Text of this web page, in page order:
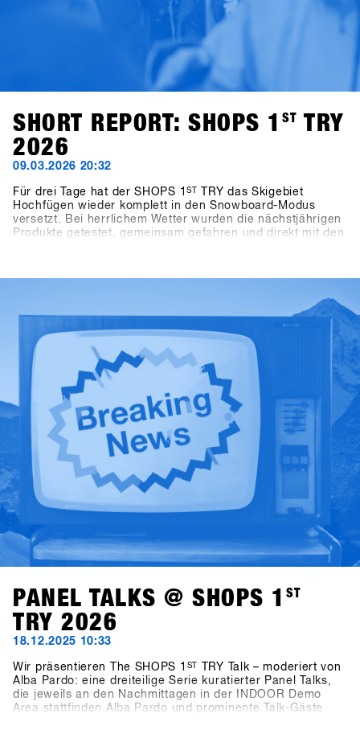
SHORT REPORT: SHOPS 1 ST TRY
2026
09.03.2026 20:32
Für drei Tage hat der SHOPS 1ST
TRY das Skigebiet
Hochfügen wieder komplett in den Snowboard-Modus
versetzt. Bei herrlichem Wetter wurden die nächstjährigen
Produkte getestet, gemeinsam gefahren und direkt mit den
ging es weiter: Bei Pub Games im BAWA, DJ-Sets im Kosis
und entspannten After Shred Gatherings fanden die Tage
gemeinsam ihren Abschluss.Insgesamt kamen 1.461
Teilnehmende aus über 30 Ländern zusammen, darunter
265 Shops.Die SHOPS 1st TRY History Gallery zeigt die
Highlights.Vom 17. bis 19. Januar 2027 kehrt SHOPS 1
TRY nach Hochfügen zurück.
PANEL TALKS @ SHOPS 1 ST
TRY 2026
18.12.2025 10:33
Wir präsentieren The SHOPS 1 ST
TRY Talk – moderiert von
Alba Pardo: eine dreiteilige Serie kuratierter Panel Talks,
die jeweils an den Nachmittagen in der INDOOR Demo
Area stattfinden.Alba Pardo und prominente Talk-Gäste